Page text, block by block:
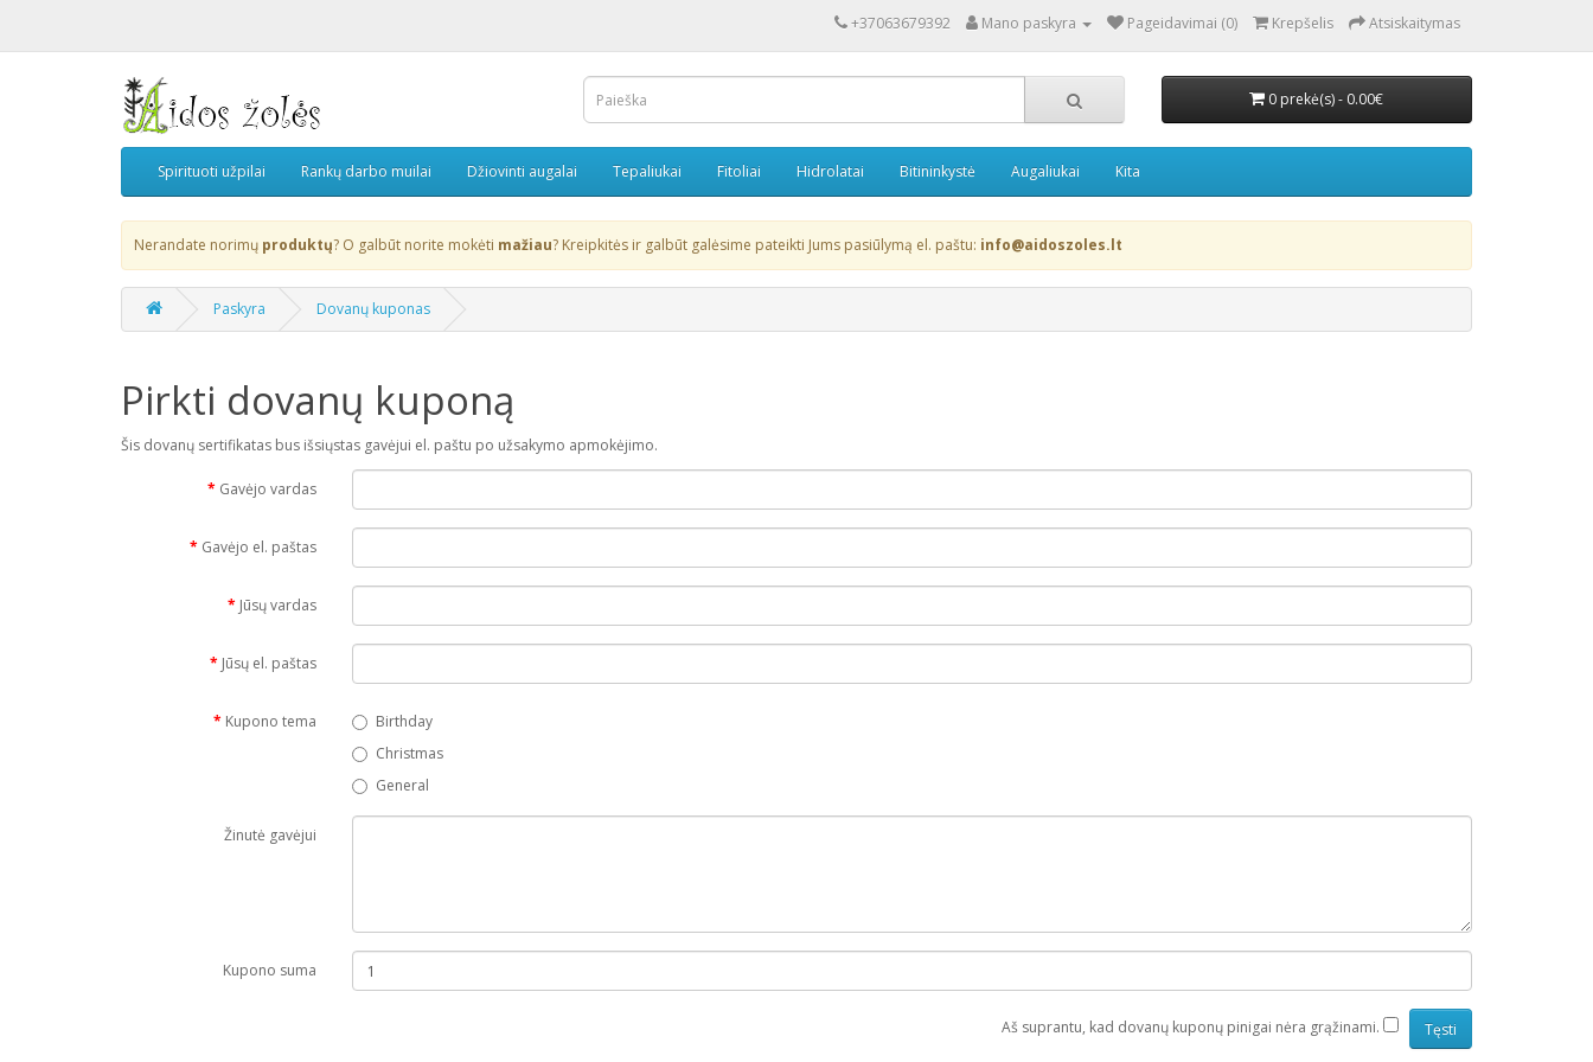
+37063679392 Mano paskyra Pageidavimai (0) Krepšelis Atsiskaitymas
0 prekė(s) - 0.00€
Spirituoti užpilai Rankų darbo muilai Džiovinti augalai Tepaliukai Fitoliai Hidrolatai Bitininkystė Augaliukai Kita
Nerandate norimų produktų? O galbūt norite mokėti mažiau? Kreipkitės ir galbūt galėsime pateikti Jums pasiūlymą el. paštu: info@aidoszoles.lt
Paskyra Dovanų kuponas
Pirkti dovanų kuponą
Šis dovanų sertifikatas bus išsiųstas gavėjui el. paštu po užsakymo apmokėjimo.
Gavėjo vardas
Gavėjo el. paštas
Jūsų vardas
Jūsų el. paštas
Kupono tema
Birthday
Christmas
General
Žinutė gavėjui
Kupono suma
Aš suprantu, kad dovanų kuponų pinigai nėra grąžinami.